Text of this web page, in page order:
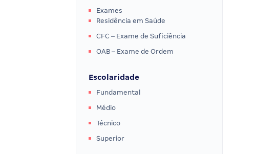
Exames
Residência em Saúde
CFC – Exame de Suficiência
OAB – Exame de Ordem
Escolaridade
Fundamental
Médio
Técnico
Superior